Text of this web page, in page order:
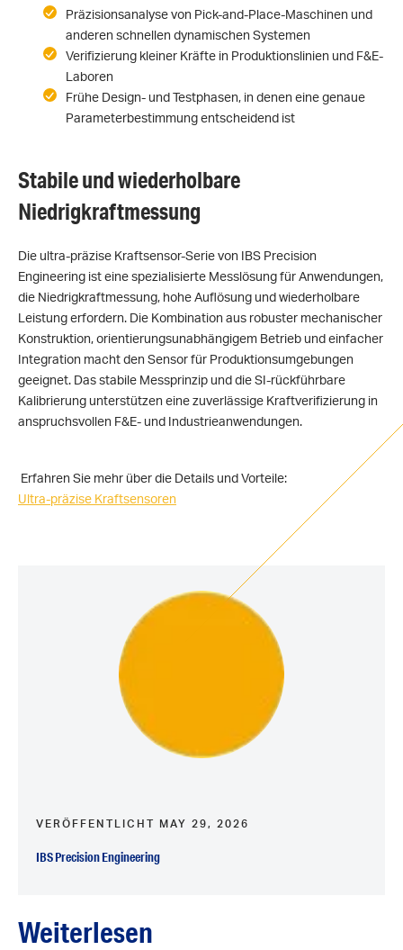
Präzisionsanalyse von Pick-and-Place-Maschinen und
anderen schnellen dynamischen Systemen
Verifizierung kleiner Kräfte in Produktionslinien und F&E-
Laboren
Frühe Design- und Testphasen, in denen eine genaue
Parameterbestimmung entscheidend ist
Stabile und wiederholbare
Niedrigkraftmessung
Die ultra-präzise Kraftsensor-Serie von IBS Precision
Engineering ist eine spezialisierte Messlösung für Anwendungen,
die Niedrigkraftmessung, hohe Auflösung und wiederholbare
Leistung erfordern. Die Kombination aus robuster mechanischer
Konstruktion, orientierungsunabhängigem Betrieb und einfacher
Integration macht den Sensor für Produktionsumgebungen
geeignet. Das stabile Messprinzip und die SI-rückführbare
Kalibrierung unterstützen eine zuverlässige Kraftverifizierung in
anspruchsvollen F&E- und Industrieanwendungen.
Erfahren Sie mehr über die Details und Vorteile:
Ultra-präzise Kraftsensoren
VERÖFFENTLICHT MAY 29, 2026
IBS Precision Engineering
Weiterlesen